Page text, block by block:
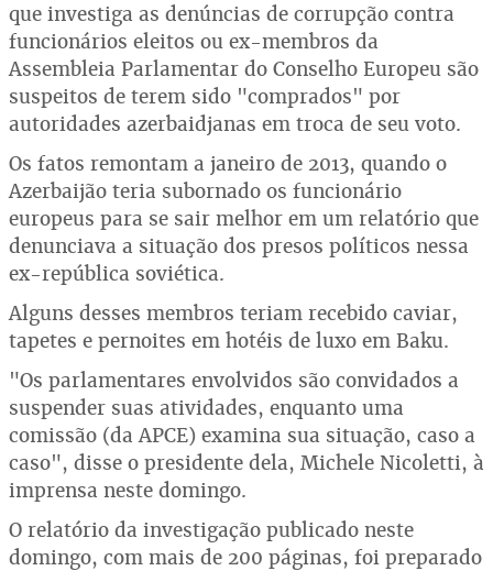
que investiga as denúncias de corrupção contra
funcionários eleitos ou ex-membros da
Assembleia Parlamentar do Conselho Europeu são
suspeitos de terem sido "comprados" por
autoridades azerbaidjanas em troca de seu voto.
Os fatos remontam a janeiro de 2013, quando o
Azerbaijão teria subornado os funcionário
europeus para se sair melhor em um relatório que
denunciava a situação dos presos políticos nessa
ex-república soviética.
Alguns desses membros teriam recebido caviar,
tapetes e pernoites em hotéis de luxo em Baku.
"Os parlamentares envolvidos são convidados a
suspender suas atividades, enquanto uma
comissão (da APCE) examina sua situação, caso a
caso", disse o presidente dela, Michele Nicoletti, à
imprensa neste domingo.
O relatório da investigação publicado neste
domingo, com mais de 200 páginas, foi preparado